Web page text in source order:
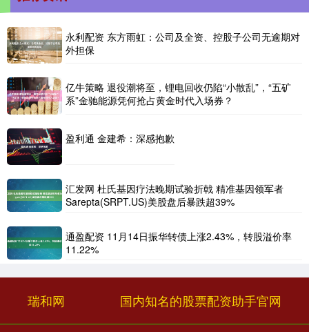
永利配资 东方雨虹：公司及全资、控股子公司无逾期对
外担保
亿牛策略 退役潮将至，锂电回收仍陷“小散乱”，“五矿
系”金驰能源凭何抢占黄金时代入场券？
盈利通 金建希：深感抱歉
汇发网 杜氏基因疗法晚期试验折戟 精准基因领军者
Sarepta(SRPT.US)美股盘后暴跌超39%
通盈配资 11月14日振华转债上涨2.43%，转股溢价率
11.22%
瑞和网 国内知名的股票配资助手官网